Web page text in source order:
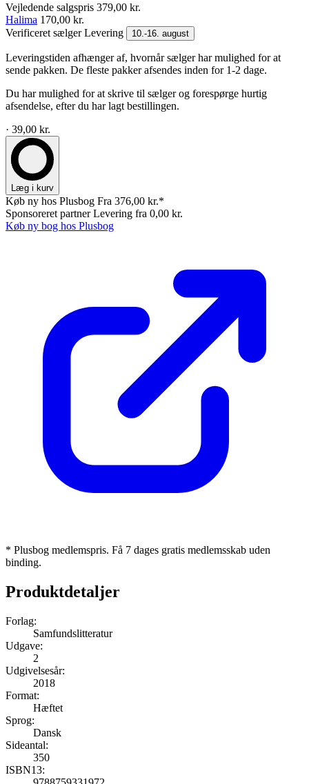
Vejledende salgspris 379,00 kr.
Halima 170,00 kr.
Verificeret sælgerLevering 10.-16. august
Leveringstiden afhænger af, hvornår sælger har mulighed for at
sende pakken. De fleste pakker afsendes inden for 1-2 dage.
Du har mulighed for at skrive til sælger og forespørge hurtig
afsendelse, efter du har lagt bestillingen.
· 39,00 kr.
Læg i kurv
Køb ny hos Plusbog Fra 376,00 kr.*
Sponsoreret partnerLevering fra 0,00 kr.
Køb ny bog hos Plusbog
* Plusbog medlemspris. Få 7 dages gratis medlemsskab uden
binding.
Produktdetaljer
Forlag:
Samfundslitteratur
Udgave:
2
Udgivelsesår:
2018
Format:
Hæftet
Sprog:
Dansk
Sideantal:
350
ISBN13: